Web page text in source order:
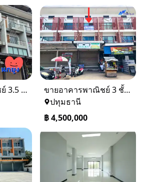
ขายอาคารพาณิชย์ 3.5 ชั้น เดอะเทรด รังสิต–คลอง 2 ติดถนน
ขายอาคารพาณิชย์ 3 ชั้น ทำเลทองในตลาดคลองสี่เมืองใหม่ คลองหลวง ปทุมธานี
ปทุมธานี
฿4,500,000